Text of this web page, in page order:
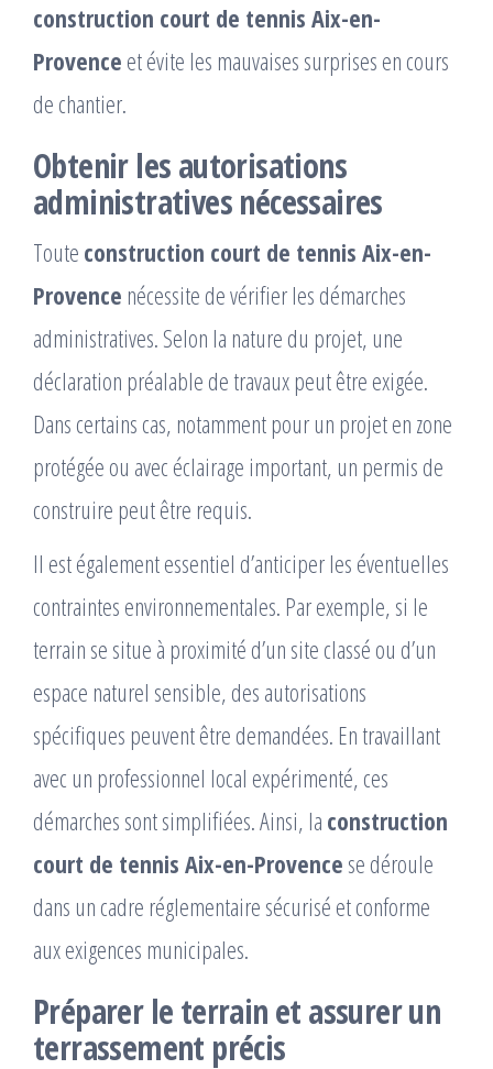
construction court de tennis Aix-en-
Provence et évite les mauvaises surprises en cours
de chantier.
Obtenir les autorisations
administratives nécessaires
Toute construction court de tennis Aix-en-
Provence nécessite de vérifier les démarches
administratives. Selon la nature du projet, une
déclaration préalable de travaux peut être exigée.
Dans certains cas, notamment pour un projet en zone
protégée ou avec éclairage important, un permis de
construire peut être requis.
Il est également essentiel d’anticiper les éventuelles
contraintes environnementales. Par exemple, si le
terrain se situe à proximité d’un site classé ou d’un
espace naturel sensible, des autorisations
spécifiques peuvent être demandées. En travaillant
avec un professionnel local expérimenté, ces
démarches sont simplifiées. Ainsi, la construction
court de tennis Aix-en-Provence se déroule
dans un cadre réglementaire sécurisé et conforme
aux exigences municipales.
Préparer le terrain et assurer un
terrassement précis